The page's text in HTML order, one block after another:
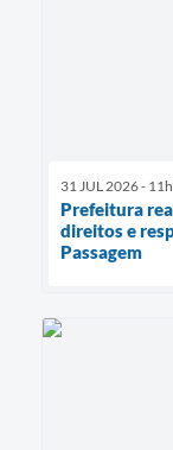
31 JUL 2026 -
Prefeitura
direitos e
Passagem